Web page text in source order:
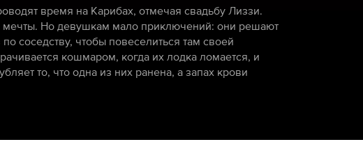
время на Карибах, отмечая свадьбу Лиззи.
мечты. Но девушкам мало приключений: они решают
соседству, чтобы повеселиться там своей
кошмаром, когда их лодка ломается, и
то, что одна из них ранена, а запах крови